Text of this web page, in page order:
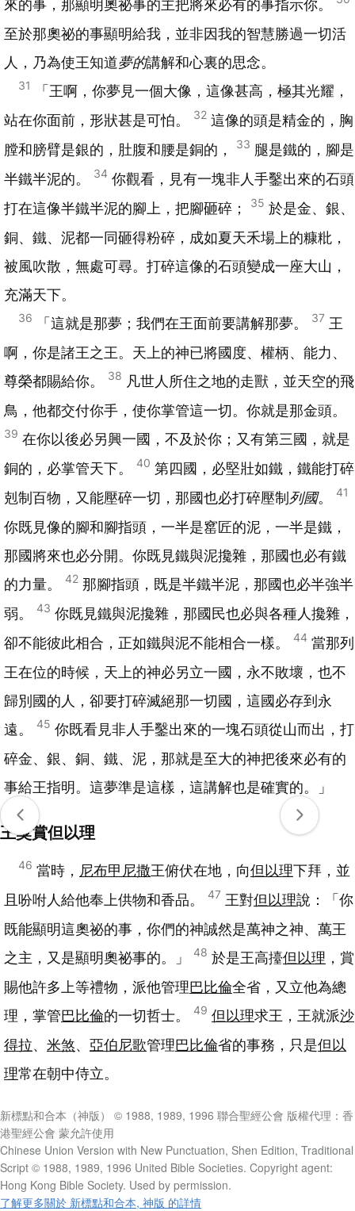
來的事，那顯明奧祕事的主把將來必有的事指示你。
至於那奧祕的事顯明給我，並非因我的智慧勝過一切活
人，乃為使王知道夢的講解和心裏的思念。
31
「王啊，你夢見一個大像，這像甚高，極其光耀，
站在你面前，形狀甚是可怕。
32 這像的頭是精金的，胸
膛和膀臂是銀的，肚腹和腰是銅的，
33 腿是鐵的，腳是
半鐵半泥的。
34 你觀看，見有一塊非人手鑿出來的石頭
打在這像半鐵半泥的腳上，把腳砸碎；
35 於是金、銀、
銅、鐵、泥都一同砸得粉碎，成如夏天禾場上的糠粃，
被風吹散，無處可尋。打碎這像的石頭變成一座大山，
充滿天下。
36 「這就是那夢；我們在王面前要講解那夢。 37 王
啊，你是諸王之王。天上的神已將國度、權柄、能力、
尊榮都賜給你。
38 凡世人所住之地的走獸，並天空的飛
鳥，他都交付你手，使你掌管這一切。你就是那金頭。
39 在你以後必另興一國，不及於你；又有第三國，就是
銅的，必掌管天下。
40 第四國，必堅壯如鐵，鐵能打碎
剋制百物，又能壓碎一切，那國也必打碎壓制 列國。 41
你既見像的腳和腳指頭，一半是窰匠的泥，一半是鐵，
那國將來也必分開。你既見鐵與泥攙雜，那國也必有鐵
的力量。
42 那腳指頭，既是半鐵半泥，那國也必半強半
弱。
43 你既見鐵與泥攙雜，那國民也必與各種人攙雜，
卻不能彼此相合，正如鐵與泥不能相合一樣。
44 當那列
王在位的時候，天上的神必另立一國，永不敗壞，也不
歸別國的人，卻要打碎滅絕那一切國，這國必存到永
遠。
45 你既看見非人手鑿出來的一塊石頭從山而出，打
碎金、銀、銅、鐵、泥，那就是至大的神把後來必有的
事給王指明。這夢準是這樣，這講解也是確實的。」
王獎賞但以理
46 當時， 尼布甲尼撒王俯伏在地，向但以理下拜，並
且吩咐人給他奉上供物和香品。
47 王對但以理說：「你
既能顯明這奧祕的事，你們的神誠然是萬神之神、萬王
之主，又是顯明奧祕事的。」
48 於是王高擡但以理 ，賞
賜他許多上等禮物，派他管理巴比倫全省，又立他為總
理，掌管巴比倫的一切哲士。 49 但以理求王，王就派沙
得拉、 米煞、 亞伯尼歌管理巴比倫省的事務，只是但以
理常在朝中侍立。
新標點和合本（神版） © 1988, 1989, 1996 聯合聖經公會 版權代理：香
港聖經公會 蒙允許使用
Chinese Union Version with New Punctuation, Shen Edition, Traditional
Script © 1988, 1989, 1996 United Bible Societies. Copyright agent:
Hong Kong Bible Society. Used by permission.
了解更多關於 新標點和合本, 神版 的詳情